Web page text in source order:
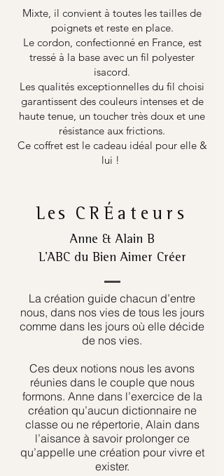
Mixte, il convient à toutes les tailles de
poignets et reste en place.
Le cordon, confectionné en France, est
tressé à la base avec un fil polyester
isacord.
Les qualités exceptionnelles du fil choisi
garantissent des couleurs intenses et de
haute tenue, un toucher très doux et une
résistance aux frictions.
Ce coffret est le cadeau idéal pour elle &
lui !
Les CRÉateurs
Anne & Alain B
L’ABC du Bien Aimer Créer
La création guide chacun d’entre
nous, dans nos vies de tous les jours
comme dans les jours où elle décide
de nos vies.
Ces deux notions nous les avons
réunies dans le couple que nous
formons. Anne dans l’exercice de la
création qu’aucun dictionnaire ne
classe ou ne répertorie, Alain dans
l’aisance à savoir prolonger ce
qu’appelle une création pour vivre et
exister.